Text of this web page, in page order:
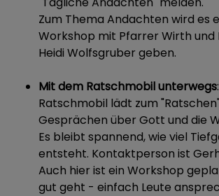
Zum Thema Andachten wird es
Workshop mit Pfarrer Wirth und
Heidi Wolfsgruber geben.
Mit dem Ratschmobil unterwegs
Ratschmobil lädt zum
Gesprächen über Gott und die
Es bleibt spannend, wie viel
entsteht. Kontaktperson ist
Auch hier ist ein Workshop
gut geht - einfach Leute